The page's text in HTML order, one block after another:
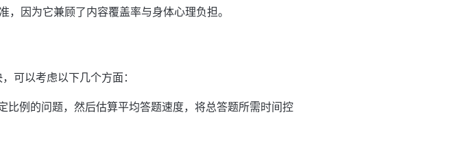
因为它兼顾了内容覆盖率与身体心理负担。
可以考虑以下几个方面：
比例的问题，然后估算平均答题速度，将总答题所需时间控